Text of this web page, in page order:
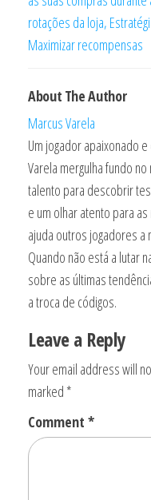
rotações da loja,
Maximizar recompensas
About The Author
Marcus Varela
Um jogador apaixonado
Varela mergulha fundo
talento para descobrir
e um olhar atento para
ajuda outros jogadores a
Quando não está a lutar
sobre as últimas
a troca de códigos.
Leave a Reply
Your email address will
marked *
Comment *